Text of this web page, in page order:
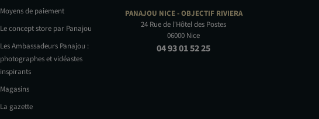
Moyens de paiement
Le concept store par Panajou
Les Ambassadeurs Panajou :
photographes et vidéastes
inspirants
Magasins
La gazette
PANAJOU NICE -OBJECTIF RIVIERA
24 Rue de l'Hôtel des Postes
06000 Nice
04 93 01 52 25